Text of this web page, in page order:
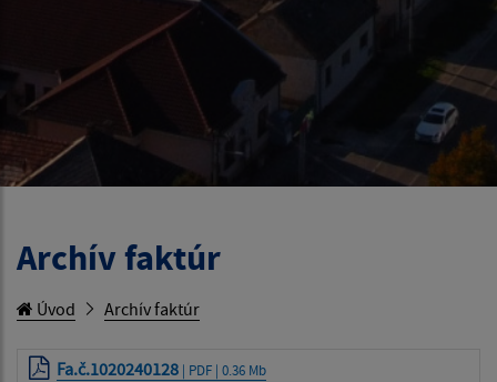
Archív faktúr
Úvod Archív faktúr
Fa.č.1020240128 | PDF | 0.36 Mb